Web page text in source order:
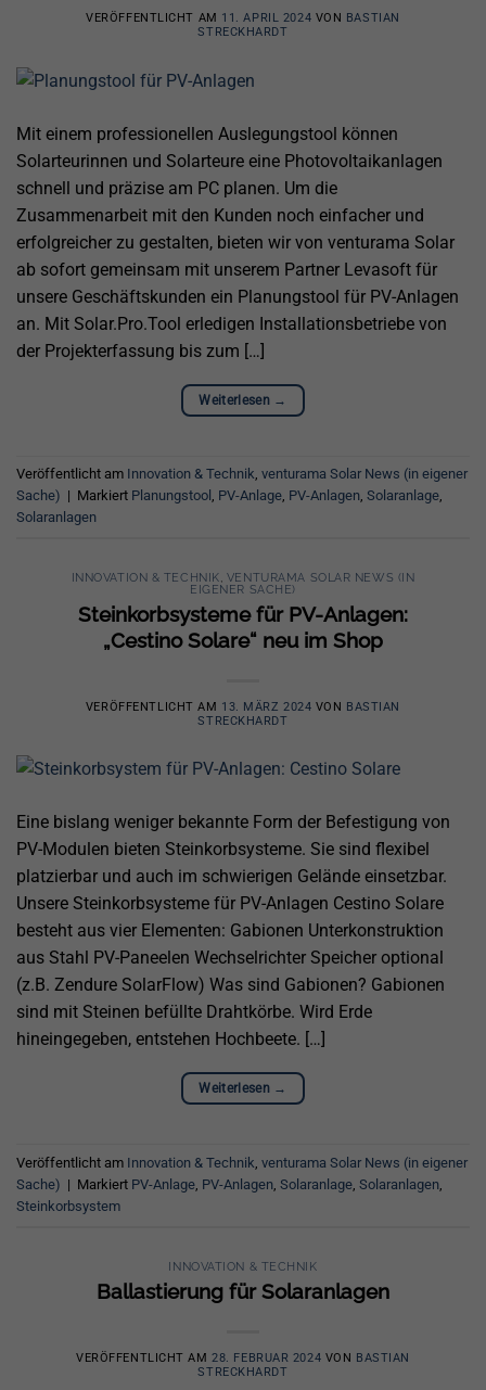
VERÖFFENTLICHT AM 11. APRIL 2024 VON
BASTIAN
STRECKHARDT
Mit einem professionellen Auslegungstool können
Solarteurinnen und Solarteure eine Photovoltaikanlagen
schnell und präzise am PC planen. Um die
Zusammenarbeit mit den Kunden noch einfacher und
erfolgreicher zu gestalten, bieten wir von venturama Solar
ab sofort gemeinsam mit unserem Partner Levasoft für
unsere Geschäftskunden ein Planungstool für PV-Anlagen
an. Mit Solar.Pro.Tool erledigen Installationsbetriebe von
der Projekterfassung bis zum […]
Weiterlesen →
Veröffentlicht am Innovation & Technik venturama Solar News (in eigener
Sache) | Markiert Planungstool PV-Anlage PV-Anlagen Solaranlage
Solaranlagen
INNOVATION & TECHNIK VENTURAMA SOLAR NEWS (IN
EIGENER SACHE)
Steinkorbsysteme für PV-Anlagen:
„Cestino Solare“ neu im Shop
VERÖFFENTLICHT AM 13. MÄRZ 2024 VON
BASTIAN
STRECKHARDT
Eine bislang weniger bekannte Form der Befestigung von
PV-Modulen bieten Steinkorbsysteme. Sie sind flexibel
platzierbar und auch im schwierigen Gelände einsetzbar.
Unsere Steinkorbsysteme für PV-Anlagen Cestino Solare
besteht aus vier Elementen: Gabionen Unterkonstruktion
aus Stahl PV-Paneelen Wechselrichter Speicher optional
(z.B. Zendure SolarFlow) Was sind Gabionen? Gabionen
sind mit Steinen befüllte Drahtkörbe. Wird Erde
hineingegeben, entstehen Hochbeete. […]
Weiterlesen →
Veröffentlicht am Innovation & Technik venturama Solar News (in eigener
Sache) | Markiert PV-Anlage PV-Anlagen Solaranlage Solaranlagen
Steinkorbsystem
INNOVATION & TECHNIK
Ballastierung für Solaranlagen
VERÖFFENTLICHT AM28. FEBRUAR 2024 VON
BASTIAN
STRECKHARDT